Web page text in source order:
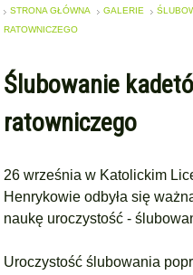
STRONA GŁÓWNA GALERIE
RATOWNICZEGO
Ślubowanie
ratowniczego
26 września w Katolickim
Henrykowie odbyła się
naukę uroczystość -
Uroczystość ślubowania